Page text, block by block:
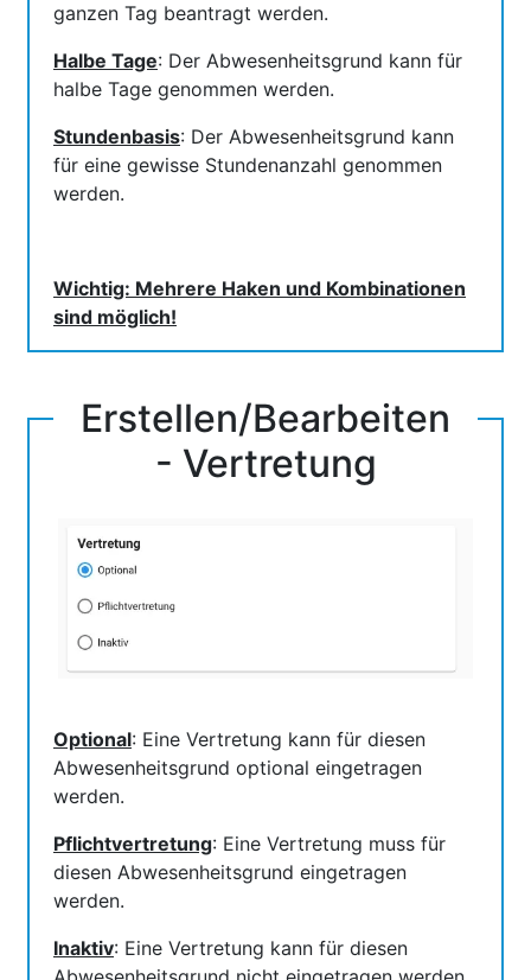
ganzen Tag beantragt werden.
Halbe Tage: Der Abwesenheitsgrund kann für
halbe Tage genommen werden.
Stundenbasis: Der Abwesenheitsgrund kann
für eine gewisse Stundenanzahl genommen
werden.
Wichtig: Mehrere Haken und Kombinationen
sind möglich!
Erstellen/Bearbeiten
- Vertretung
Optional: Eine Vertretung kann für diesen
Abwesenheitsgrund optional eingetragen
werden.
Pflichtvertretung: Eine Vertretung muss für
diesen Abwesenheitsgrund eingetragen
werden.
Inaktiv: Eine Vertretung kann für diesen